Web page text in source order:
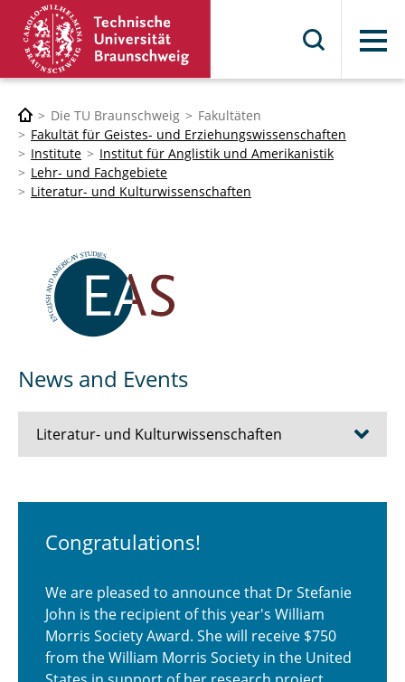
Menü
Die TU Braunschweig
Fakultäten
Fakultät für Geistes- und Erziehungswissenschaften
Institute
Institut für Anglistik und Amerikanistik
Lehr- und Fachgebiete
Literatur- und Kulturwissenschaften
News and Events
Literatur- und Kulturwissenschaften
Termine
Forschung
Lehre
Congratulations!
We are pleased to announce that Dr Stefanie
John is the recipient of this year's William
Morris Society Award. She will receive $750
from the William Morris Society in the United